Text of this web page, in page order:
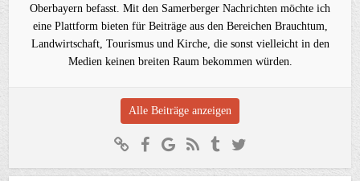
Oberbayern befasst. Mit den Samerberger Nachrichten möchte ich
eine Plattform bieten für Beiträge aus den Bereichen Brauchtum,
Landwirtschaft, Tourismus und Kirche, die sonst vielleicht in den
Medien keinen breiten Raum bekommen würden.
Alle Beiträge anzeigen